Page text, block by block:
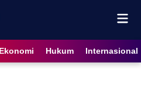
Ekonomi Hukum Internasional